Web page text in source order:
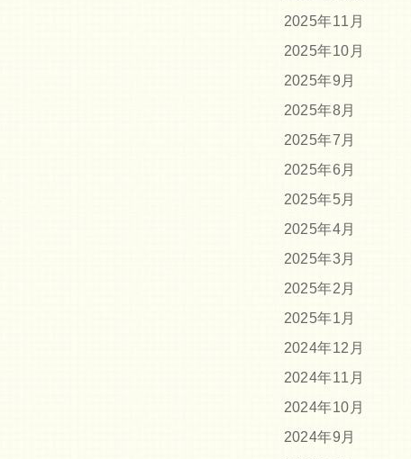
2025年11月
2025年10月
2025年9月
2025年8月
2025年7月
2025年6月
2025年5月
2025年4月
2025年3月
2025年2月
2025年1月
2024年12月
2024年11月
2024年10月
2024年9月